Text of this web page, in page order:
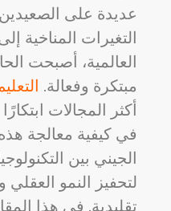
عديدة على
التغيرات المناخية
العالمية، أصبحت
مبتكرة وفعالة.
أكثر المجالات
في كيفية معالجة
الجيني بين
لتحفيز النمو
تقليدية. في هذا